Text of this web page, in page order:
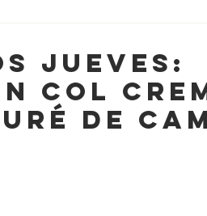
JUEVES:
Col
de